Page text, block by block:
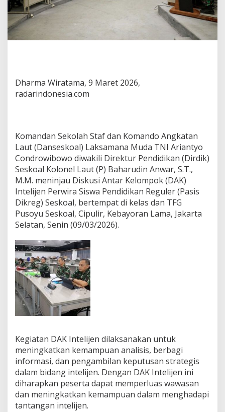
Dharma Wiratama, 9 Maret 2026,
radarindonesia.com
Komandan Sekolah Staf dan Komando Angkatan
Laut (Danseskoal) Laksamana Muda TNI Ariantyo
Condrowibowo diwakili Direktur Pendidikan (Dirdik)
Seskoal Kolonel Laut (P) Baharudin Anwar, S.T.,
M.M. meninjau Diskusi Antar Kelompok (DAK)
Intelijen Perwira Siswa Pendidikan Reguler (Pasis
Dikreg) Seskoal, bertempat di kelas dan TFG
Pusoyu Seskoal, Cipulir, Kebayoran Lama, Jakarta
Selatan, Senin (09/03/2026).
Kegiatan DAK Intelijen dilaksanakan untuk
meningkatkan kemampuan analisis, berbagi
informasi, dan pengambilan keputusan strategis
dalam bidang intelijen. Dengan DAK Intelijen ini
diharapkan peserta dapat memperluas wawasan
dan meningkatkan kemampuan dalam menghadapi
tantangan intelijen.